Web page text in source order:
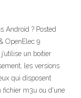
Android ? Posted
OpenElec 9
un boitier
les versions
qui disposent
fichier m3u ou d'une